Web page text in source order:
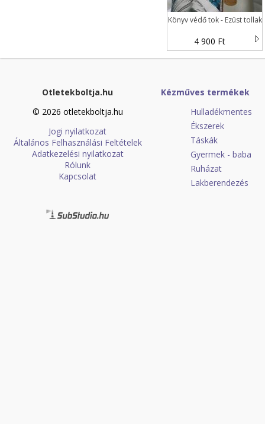
Könyv védő tok - Ezüst tollak
4 900 Ft
Otletekboltja.hu
© 2026 otletekboltja.hu
Jogi nyilatkozat
Általános Felhasználási Feltételek
Adatkezelési nyilatkozat
Rólunk
Kapcsolat
Kézműves termékek
Hulladékmentes
Ékszerek
Táskák
Gyermek - baba
Ruházat
Lakberendezés